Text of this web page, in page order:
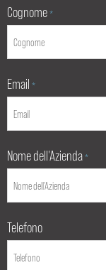
Cognome *
Email *
Nome dell'Azienda *
Telefono